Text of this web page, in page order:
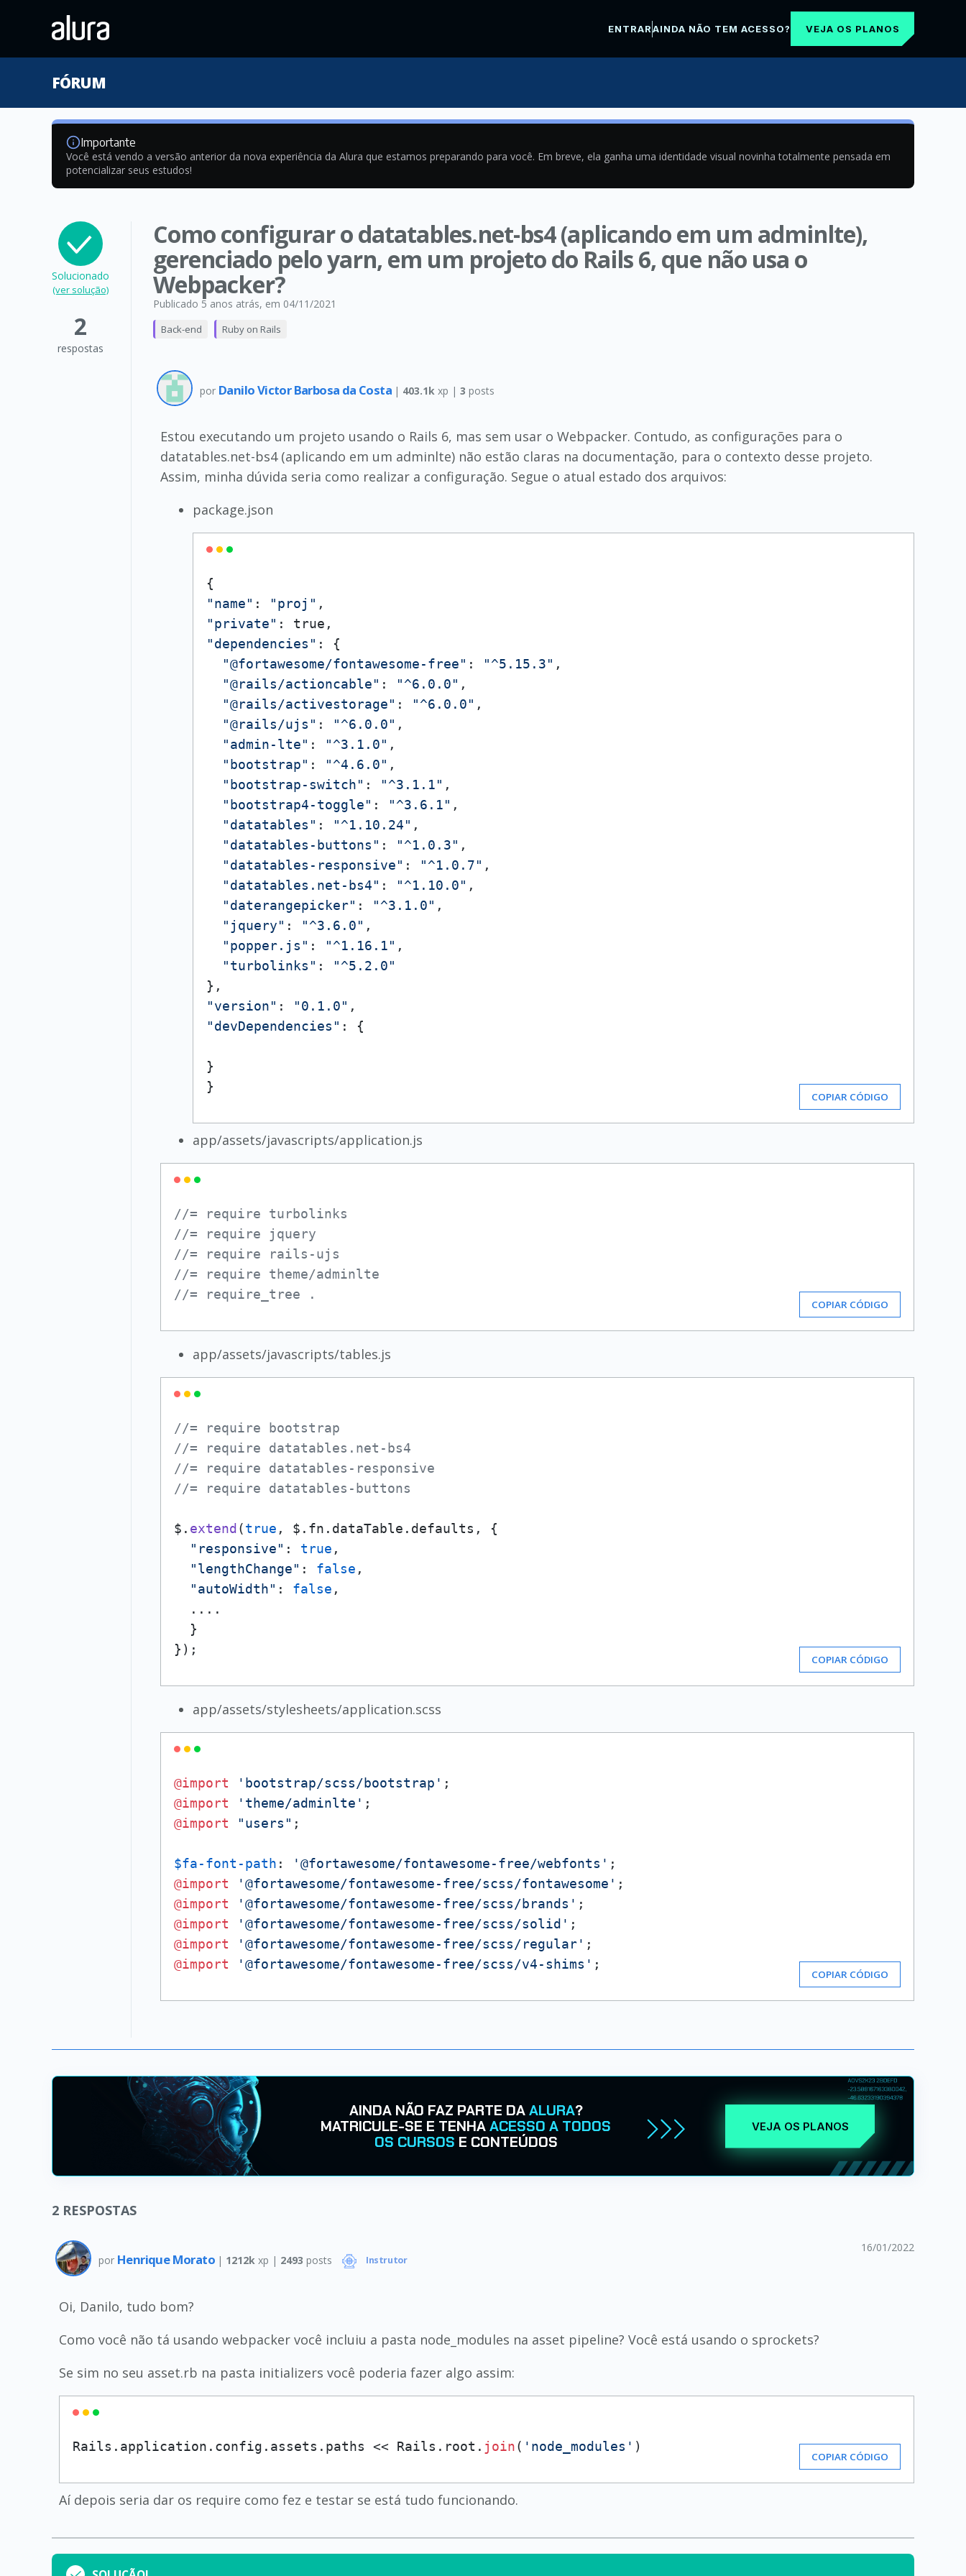
ENTRARAINDA NÃO TEM ACESSO? VEJA OS PLANOS
FÓRUM
Importante
Você está vendo a versão anterior da nova experiência da Alura que estamos preparando para você. Em breve, ela ganha uma identidade visual novinha totalmente pensada em
potencializar seus estudos!
Solucionado
(ver solução)
2
respostas
Como configurar o datatables.net-bs4 (aplicando em um adminlte),
gerenciado pelo yarn, em um projeto do Rails 6, que não usa o
Webpacker?
Publicado 5 anos atrás, em 04/11/2021
Back-end Ruby on Rails
por Danilo Victor Barbosa da Costa | 403.1k xp |3 posts
Estou executando um projeto usando o Rails 6, mas sem usar o Webpacker. Contudo, as configurações para o
datatables.net-bs4 (aplicando em um adminlte) não estão claras na documentação, para o contexto desse projeto.
Assim, minha dúvida seria como realizar a configuração. Segue o atual estado dos arquivos:
package.json
"name" : "proj"
"private"
"dependencies" : {
"@fortawesome/fontawesome-free" : "^5.15.3" ,
"@rails/actioncable" : "^6.0.0" ,
"@rails/activestorage" : "^6.0.0" ,
"@rails/ujs" : "^6.0.0" ,
"admin-lte" : "^3.1.0" ,
"bootstrap" : "^4.6.0" ,
"bootstrap-switch" : "^3.1.1" ,
"bootstrap4-toggle" : "^3.6.1" ,
"datatables" : "^1.10.24" ,
"datatables-buttons" : "^1.0.3" ,
"datatables-responsive" : "^1.0.7" ,
"datatables.net-bs4" : "^1.10.0" ,
"daterangepicker" : "^3.1.0" ,
"jquery" : "^3.6.0" ,
"popper.js" : "^1.16.1" ,
"turbolinks" :
"^5.2.0"
"version" : "0.1.0"
"devDependencies" : {
}
}
COPIAR CÓDIGO
app/assets/javascripts/application.js
//= require turbolinks
//= require jquery
//= require rails-ujs
//= require theme/adminlte
//= require_tree .
COPIAR CÓDIGO
app/assets/javascripts/tables.js
//= require bootstrap
//= require datatables.net-bs4
//= require datatables-responsive
//= require datatables-buttons
$. extend (true , $.fn. dataTable . defaults , {
"responsive" : true ,
"lengthChange" : false ,
"autoWidth" : false ,
  ....
  }
});
COPIAR CÓDIGO
app/assets/stylesheets/application.scss
@import 'bootstrap/scss/bootstrap'
@import
'theme/adminlte'
@import
"users" ;
$fa-font-path : '@fortawesome/fontawesome-free/webfonts'
@import
'@fortawesome/fontawesome-free/scss/fontawesome'
@import
'@fortawesome/fontawesome-free/scss/brands'
@import
'@fortawesome/fontawesome-free/scss/solid'
@import
'@fortawesome/fontawesome-free/scss/regular'
@import
'@fortawesome/fontawesome-free/scss/v4-shims' ;
COPIAR CÓDIGO
AINDA NÃO FAZ PARTE DAALURA?
MATRICULE-SE E TENHAACESSO A TODOS
OS CURSOS E CONTEÚDOS
VEJA OS PLANOS
2 RESPOSTAS
por Henrique Morato | 1212k xp | 2493 posts Instrutor
16/01/2022
Oi, Danilo, tudo bom?
Como você não tá usando webpacker você incluiu a pasta node_modules na asset pipeline? Você está usando o sprockets?
Se sim no seu asset.rb na pasta initializers você poderia fazer algo assim:
Rails.application.config.assets.paths << Rails.root. join( 'node_modules' )
COPIAR CÓDIGO
Aí depois seria dar os require como fez e testar se está tudo funcionando.